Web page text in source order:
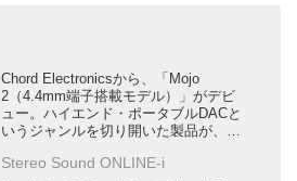
Chord Electronicsから、「Mojo
2（4.4mm端子搭載モデル）」がデビ
ュー。ハイエンド・ポータブルDACと
いうジャンルを切り開いた製品が、さ
Stereo Sound ONLINE-i